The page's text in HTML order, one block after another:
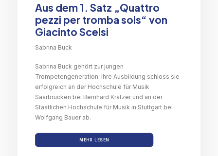
Aus dem 1. Satz „Quattro
pezzi per tromba sols“ von
Giacinto Scelsi
Sabrina Buck
Sabrina Buck gehört zur jungen
Trompetengeneration. Ihre Ausbildung schloss sie
erfolgreich an der Hochschule für Musik
Saarbrücken bei Bernhard Kratzer und an der
Staatlichen Hochschule für Musik in Stuttgart bei
Wolfgang Bauer ab.
MEHR LESEN